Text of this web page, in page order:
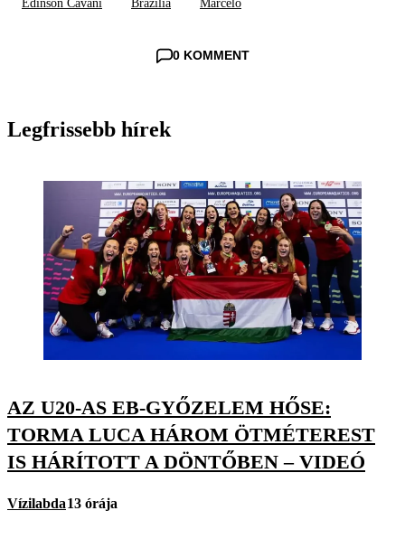
Edinson Cavani Brazília Marcelo
0 KOMMENT
Legfrissebb hírek
AZ U20-AS EB-GYŐZELEM HŐSE:
TORMA LUCA HÁROM ÖTMÉTEREST
IS HÁRÍTOTT A DÖNTŐBEN – VIDEÓ
Vízilabda13 órája